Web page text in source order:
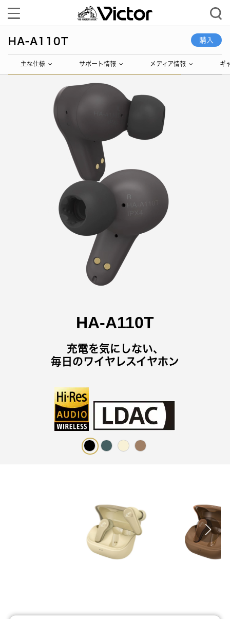
Toggle
navigation
HA-A110T 購入
主な仕様 サポート情報 メディア情報 ギ
HA-A110T
充電を気にしない、
毎日のワイヤレスイヤホン